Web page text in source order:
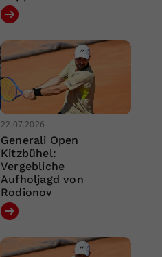
22.07.2026
Generali Open
Kitzbühel:
Vergebliche
Aufholjagd von
Rodionov